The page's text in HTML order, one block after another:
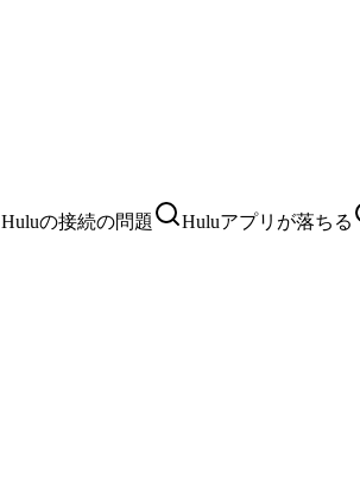
Huluの接続の問題 Huluアプリが落ちる